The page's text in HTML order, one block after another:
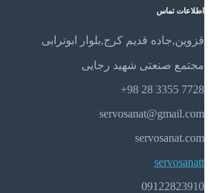
اطلاعات تماس
قزوین,جاده قدیم کرج,بلوار ابوترابی
مجتمع صنعتی شهید رجایی
7728 3355 28 98+
servosanat@gmail.com
servosanat.com
servosanatt
09122823910